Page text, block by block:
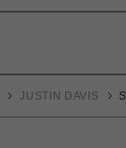
JUSTIN DAVIS